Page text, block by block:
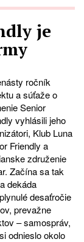
je
ročník
a súťaže o
Senior
vyhlásili jeho
Klub Luna
Friendly a
združenie
Začína sa tak
dekáda
desaťročie
prevažne
– samospráv,
odnieslo okolo